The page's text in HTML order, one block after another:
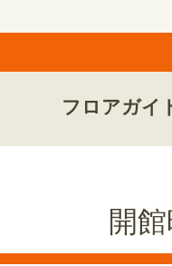
フロアガイ
開